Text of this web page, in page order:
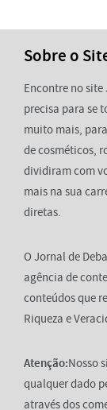
Sobre o
Encontre no site
precisa para se
muito mais,
de cosméticos,
dividiram com
mais na sua
diretas.
O Jornal de
agência de
conteúdos que
Riqueza e
Atenção:Nosso
qualquer dado
através dos